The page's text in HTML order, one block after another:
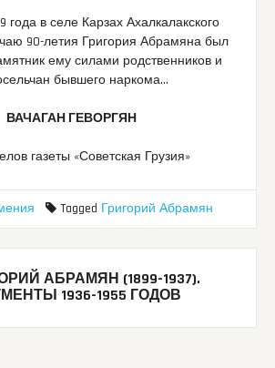
года в селе Карзах Ахалкалакского
90-летия Григория Абрамяна был
ему силами родственников и
бывшего наркома…
ВАЧАГАН ГЕВОРГЯН
газеты «Советская Грузия»
Tagged Григорий Абрамян
АБРАМЯН (1899-1937).
1936-1955 ГОДОВ